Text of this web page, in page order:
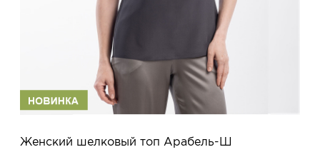
Женский шелковый топ Арабель-Ш